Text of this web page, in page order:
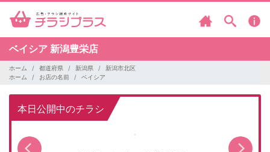
ベイシア 新潟豊栄店
ホーム 都道府県 新潟県
新潟市北区
ホーム
お店の名前 ベイシア
本日公開中のチラシ